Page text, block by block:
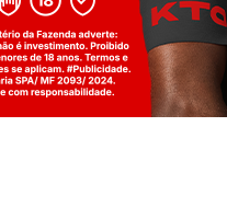
com responsabilidade. 18+